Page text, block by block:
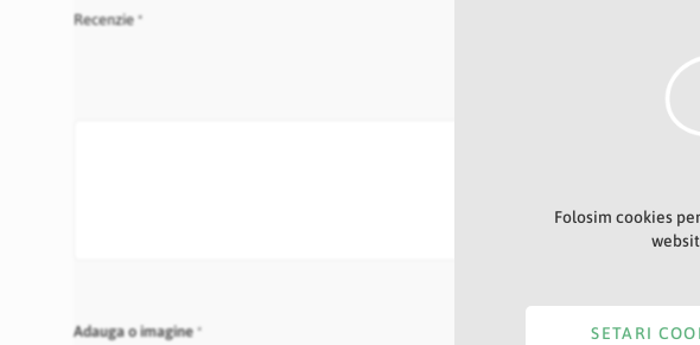
Recenzie
Adauga o imagine
Folosim cookies
SETARI